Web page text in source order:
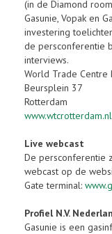
(in de Diamond
Gasunie, Vopak en
investering
de persconferentie
interviews.
World Trade Centre
Beursplein 37
Rotterdam
www.wtcrotterdam.nl
Live webcast
De persconferentie
webcast op de
Gate terminal:
Profiel N.V.
Gasunie is een